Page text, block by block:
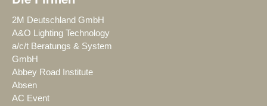
2M Deutschland GmbH
A&O Lighting Technology
a/c/t Beratungs & System
GmbH
Abbey Road Institute
Absen
AC Event